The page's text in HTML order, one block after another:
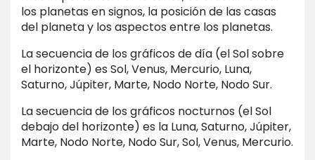
los planetas en signos, la posición de las casas
del planeta y los aspectos entre los planetas.
La secuencia de los gráficos de día (el Sol sobre
el horizonte) es Sol, Venus, Mercurio, Luna,
Saturno, Júpiter, Marte, Nodo Norte, Nodo Sur.
La secuencia de los gráficos nocturnos (el Sol
debajo del horizonte) es la Luna, Saturno, Júpiter,
Marte, Nodo Norte, Nodo Sur, Sol, Venus, Mercurio.